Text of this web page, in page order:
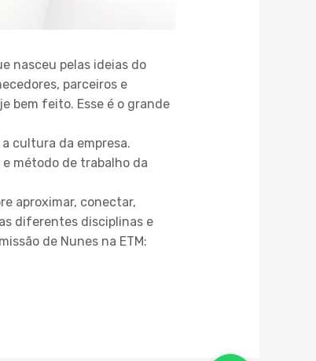
nasceu pelas ideias do
parceiros e
bem feito. Esse é o grande
cultura da empresa.
método de trabalho da
aproximar, conectar,
diferentes disciplinas e
de Nunes na ETM: